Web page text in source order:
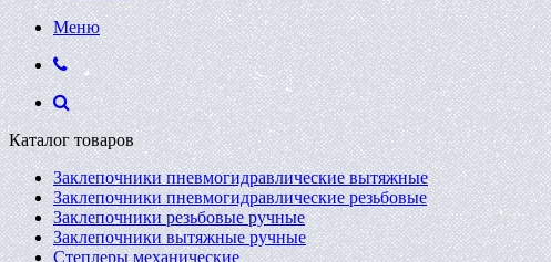
Меню
Каталог товаров
Заклепочники пневмогидравлические вытяжные
Заклепочники пневмогидравлические резьбовые
Заклепочники резьбовые ручные
Заклепочники вытяжные ручные
Степлеры механические